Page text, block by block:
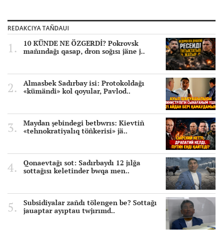
REDAKCIYA TAÑDAUI
10 KÜNDE NE ÖZGERDİ? Pokrovsk
mañındağı qasap, dron soğısı jäne j..
Almasbek Sadırbay isi: Protokoldağı
«kümändi» kol qoyular, Pavlod..
Maydan şebindegi betbwrıs: Kievtiñ
«tehnokratiyalıq töñkerisi» jä..
Qonaevtağı sot: Sadırbaydı 12 jılğa
sottağısı keletinder bwqa men..
Subsidiyalar zañdı tölengen be? Sottağı
jauaptar ayıptau twjırımd..